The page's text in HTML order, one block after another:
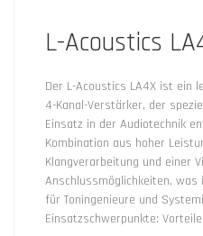
L-Acoustics
Der L-Acoustics LA4X ist ein
4-Kanal-Verstärker, der
Einsatz in der Audiotechnik
Kombination aus hoher
Klangverarbeitung und einer
Anschlussmöglichkeiten, was
für Toningenieure und
Einsatzschwerpunkte: Vorteile: